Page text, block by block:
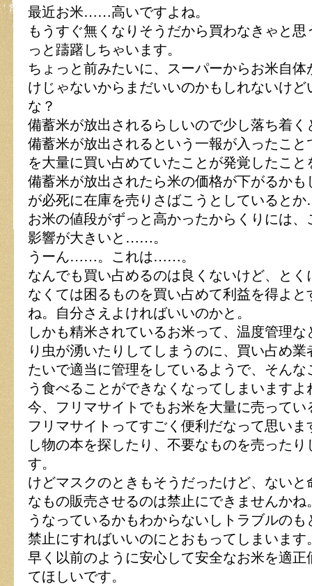
最近お米……高いですよね。
もうすぐ無くなりそうだから買わなきゃと
っと躊躇しちゃいます。
ちょっと前みたいに、スーパーからお米自
けじゃないからまだいいのかもしれないけ
な？
備蓄米が放出されるらしいので少し落ち着
備蓄米が放出されるという一報が入ったこ
を大量に買い占めていたことが発覚したこ
備蓄米が放出されたら米の価格が下がるか
が必死に在庫を売りさばこうとしていると
お米の値段がずっと高かったからくりには
影響が大きいと……。
うーん……。これは……。
なんでも買い占めるのは良くないけど、と
なくては困るものを買い占めて利益を得よ
ね。自分さえよければいいのかと。
しかも精米されているお米って、温度管理
り虫が湧いたりしてしまうのに、買い占め
たいで適当に管理をしているようで、そん
う食べることができなくなってしまいます
今、フリマサイトでもお米を大量に売って
フリマサイトってすごく便利だなって思い
し物の本を探したり、不要なものを売った
す。
けどマスクのときもそうだったけど、ない
なもの販売させるのは禁止にできませんか
うなっているかもわからないしトラブルの
禁止にすればいいのにとおもってしまいます
早く以前のように安心して安全なお米を適
てほしいです。